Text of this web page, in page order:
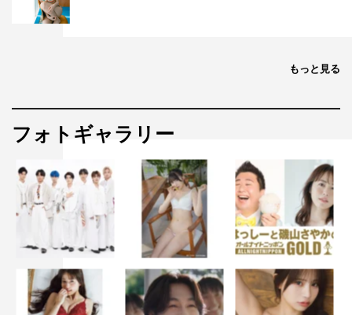
もっと見る
フォトギャラリー